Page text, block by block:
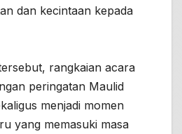
dan kecintaan kepada
rangkaian acara
peringatan Maulid
menjadi momen
yang memasuki masa